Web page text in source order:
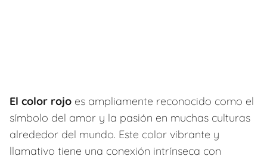
El color rojo es ampliamente reconocido como el
símbolo del amor y la pasión en muchas culturas
alrededor del mundo. Este color vibrante y
llamativo tiene una conexión intrínseca con